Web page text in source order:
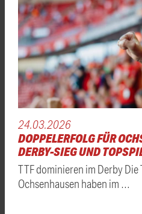
24.03.2026
DOPPELERFOLG FÜR
DERBY-SIEG UND
TTF dominieren im Derby Die
Ochsenhausen haben im …